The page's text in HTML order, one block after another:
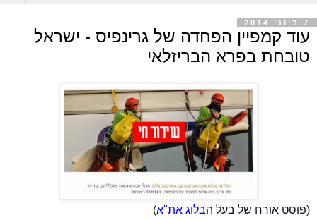
7 ביוני 2014
עוד קמפיין הפחדה של גרינפיס - ישראל
טובחת בפרא הבריזלאי
(פוסט אורח של בעל הבלוג את"א)